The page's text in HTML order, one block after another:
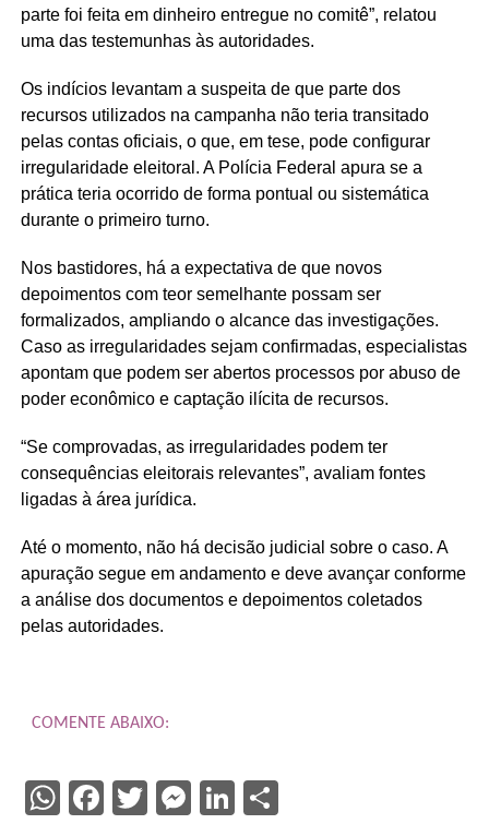
parte foi feita em dinheiro entregue no comitê”, relatou
uma das testemunhas às autoridades.
Os indícios levantam a suspeita de que parte dos
recursos utilizados na campanha não teria transitado
pelas contas oficiais, o que, em tese, pode configurar
irregularidade eleitoral. A Polícia Federal apura se a
prática teria ocorrido de forma pontual ou sistemática
durante o primeiro turno.
Nos bastidores, há a expectativa de que novos
depoimentos com teor semelhante possam ser
formalizados, ampliando o alcance das investigações.
Caso as irregularidades sejam confirmadas, especialistas
apontam que podem ser abertos processos por abuso de
poder econômico e captação ilícita de recursos.
“Se comprovadas, as irregularidades podem ter
consequências eleitorais relevantes”, avaliam fontes
ligadas à área jurídica.
Até o momento, não há decisão judicial sobre o caso. A
apuração segue em andamento e deve avançar conforme
a análise dos documentos e depoimentos coletados
pelas autoridades.
COMENTE ABAIXO:
WhatsApp
Facebook
TwitterMessenger
LinkedIn